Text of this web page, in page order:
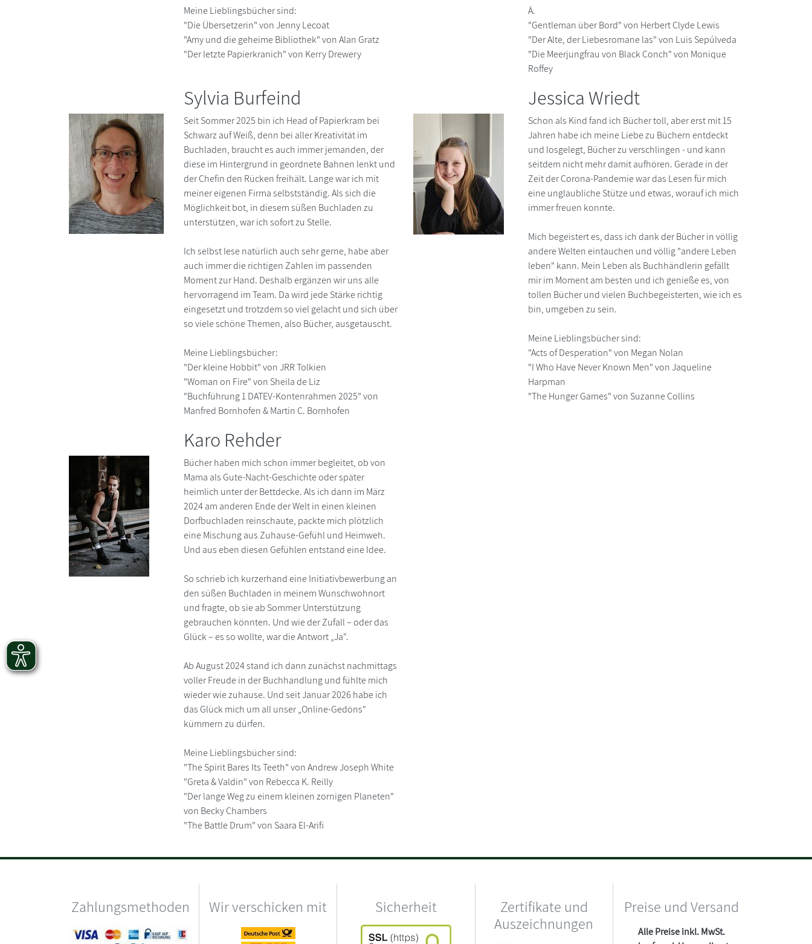
Meine Lieblingsbücher sind:
"Die Übersetzerin" von Jenny Lecoat
"Amy und die geheime Bibliothek" von Alan Gratz
"Der letzte Papierkranich" von Kerry Drewery
Ä.
"Gentleman über Bord" von Herbert Clyde Lewis
"Der Alte, der Liebesromane las" von Luis Sepúlveda
"Die Meerjungfrau von Black Conch" von Monique
Roffey
Sylvia Burfeind
Seit Sommer 2025 bin ich Head of Papierkram bei
Schwarz auf Weiß, denn bei aller Kreativität im
Buchladen, braucht es auch immer jemanden, der
diese im Hintergrund in geordnete Bahnen lenkt und
der Chefin den Rücken freihält. Lange war ich mit
meiner eigenen Firma selbstständig. Als sich die
Möglichkeit bot, in diesem süßen Buchladen zu
unterstützen, war ich sofort zu Stelle.
Ich selbst lese natürlich auch sehr gerne, habe aber
auch immer die richtigen Zahlen im passenden
Moment zur Hand. Deshalb ergänzen wir uns alle
hervorragend im Team. Da wird jede Stärke richtig
eingesetzt und trotzdem so viel gelacht und sich über
so viele schöne Themen, also Bücher, ausgetauscht.
Meine Lieblingsbücher:
"Der kleine Hobbit" von JRR Tolkien
"Woman on Fire" von Sheila de Liz
"Buchführung 1 DATEV-Kontenrahmen 2025" von
Manfred Bornhofen & Martin C. Bornhofen
Jessica Wriedt
Schon als Kind fand ich Bücher toll, aber erst mit 15
Jahren habe ich meine Liebe zu Büchern entdeckt
und losgelegt, Bücher zu verschlingen - und kann
seitdem nicht mehr damit aufhören. Gerade in der
Zeit der Corona-Pandemie war das Lesen für mich
eine unglaubliche Stütze und etwas, worauf ich mich
immer freuen konnte.
Mich begeistert es, dass ich dank der Bücher in völlig
andere Welten eintauchen und völlig "andere Leben
leben" kann. Mein Leben als Buchhändlerin gefällt
mir im Moment am besten und ich genieße es, von
tollen Bücher und vielen Buchbegeisterten, wie ich es
bin, umgeben zu sein.
Meine Lieblingsbücher sind:
"Acts of Desperation" von Megan Nolan
"I Who Have Never Known Men" von Jaqueline
Harpman
"The Hunger Games" von Suzanne Collins
Karo Rehder
Bücher haben mich schon immer begleitet, ob von
Mama als Gute-Nacht-Geschichte oder später
heimlich unter der Bettdecke. Als ich dann im März
2024 am anderen Ende der Welt in einen kleinen
Dorfbuchladen reinschaute, packte mich plötzlich
eine Mischung aus Zuhause-Gefühl und Heimweh.
Und aus eben diesen Gefühlen entstand eine Idee.
So schrieb ich kurzerhand eine Initiativbewerbung an
den süßen Buchladen in meinem Wunschwohnort
und fragte, ob sie ab Sommer Unterstützung
gebrauchen könnten. Und wie der Zufall – oder das
Glück – es so wollte, war die Antwort „Ja“.
Ab August 2024 stand ich dann zunächst nachmittags
voller Freude in der Buchhandlung und fühlte mich
wieder wie zuhause. Und seit Januar 2026 habe ich
das Glück mich um all unser „Online-Gedöns“
kümmern zu dürfen.
Meine Lieblingsbücher sind:
"The Spirit Bares Its Teeth" von Andrew Joseph White
"Greta & Valdin" von Rebecca K. Reilly
"Der lange Weg zu einem kleinen zornigen Planeten"
von Becky Chambers
"The Battle Drum" von Saara El-Arifi
Zahlungsmethoden Wir verschicken mit Sicherheit
Zertifikate und
Auszeichnungen
Preise und Versand
Alle Preise inkl. MwSt.